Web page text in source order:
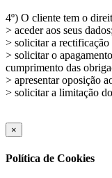
4º) O cliente tem o
> aceder aos seus dados;
> solicitar a rectificação
> solicitar o
cumprimento das
> apresentar oposição
> solicitar a limitação
×
Política de Cookies